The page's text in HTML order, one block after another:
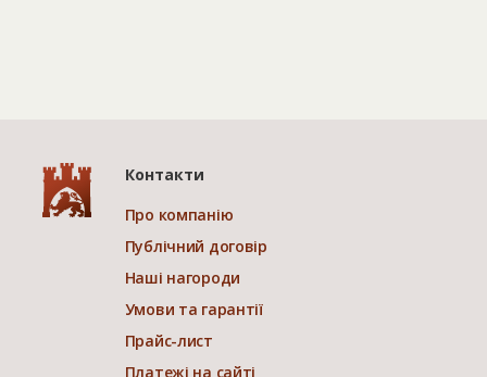
Контакти
Про компанію
Публічний договір
Наші нагороди
Умови та гарантії
Прайс-лист
Платежі на сайті